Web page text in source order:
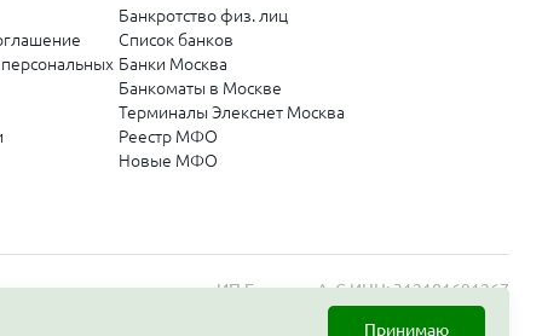
Забайкальский край
Чита
Орловская область
Якутск
Банкротство физ. лиц
Список банков
Банки Москва
Банкоматы в Москве
Терминалы Элекснет Москва
Реестр МФО
Новые МФО
ИП Бордиян А. С.ИНН: 312181691267
Принимаю